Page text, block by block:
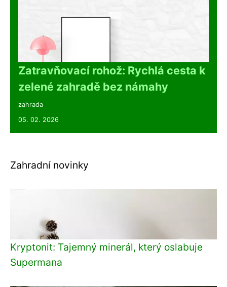
Zatravňovací rohož: Rychlá cesta k
zelené zahradě bez námahy
zahrada
05. 02. 2026
Zahradní novinky
Kryptonit: Tajemný minerál, který oslabuje
Supermana